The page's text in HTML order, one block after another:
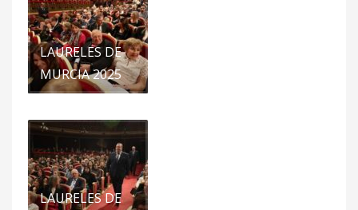
LAURELES DE
MURCIA 2025
LAURELES DE